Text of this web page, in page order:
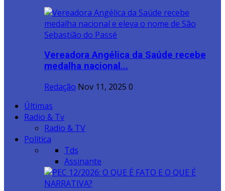
Vereadora Angélica da Saúde recebe
medalha nacional...
Redação Nov 11, 2025 0
Últimas
Radio & Tv
Radio & TV
Política
Tds
Assinante